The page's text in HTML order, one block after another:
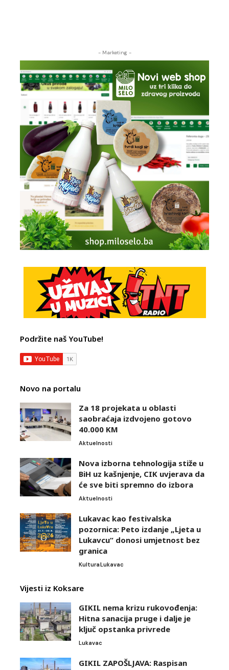
- Marketing -
Podržite naš YouTube!
Novo na portalu
Za 18 projekata u oblasti
saobraćaja izdvojeno gotovo
40.000 KM
Aktuelnosti
Nova izborna tehnologija stiže u
BiH uz kašnjenje, CIK uvjerava da
će sve biti spremno do izbora
Aktuelnosti
Lukavac kao festivalska
pozornica: Peto izdanje „Ljeta u
Lukavcu“ donosi umjetnost bez
granica
KulturaLukavac
Vijesti iz Koksare
GIKIL nema krizu rukovođenja:
Hitna sanacija pruge i dalje je
ključ opstanka privrede
Lukavac
GIKIL ZAPOŠLJAVA: Raspisan